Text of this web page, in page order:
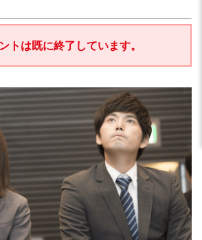
トは既に終了しています。